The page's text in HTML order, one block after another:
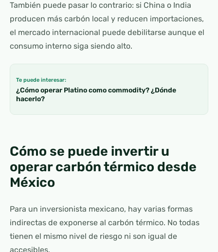
También puede pasar lo contrario: si China o India
producen más carbón local y reducen importaciones,
el mercado internacional puede debilitarse aunque el
consumo interno siga siendo alto.
Te puede interesar:
¿Cómo operar Platino como commodity? ¿Dónde
hacerlo?
Cómo se puede invertir u
operar carbón térmico desde
México
Para un inversionista mexicano, hay varias formas
indirectas de exponerse al carbón térmico. No todas
tienen el mismo nivel de riesgo ni son igual de
accesibles.